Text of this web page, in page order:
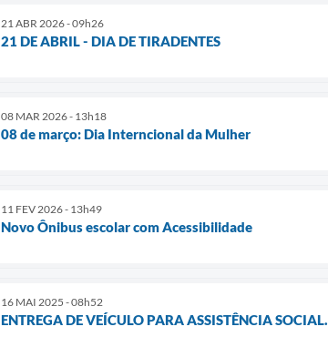
21 ABR 2026 - 09h26
21 DE ABRIL - DIA DE TIRADENTES
08 MAR 2026 - 13h18
08 de março: Dia Interncional da Mulher
11 FEV 2026 - 13h49
Novo Ônibus escolar com Acessibilidade
16 MAI 2025 - 08h52
ENTREGA DE VEÍCULO PARA ASSISTÊNCIA SOCIAL.